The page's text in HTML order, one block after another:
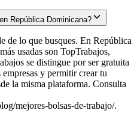
República Dominicana?
de lo que busques. En República
usadas son TopTrabajos,
se distingue por ser gratuita
y permitir crear tu
la misma plataforma. Consulta
mejores-bolsas-de-trabajo/.